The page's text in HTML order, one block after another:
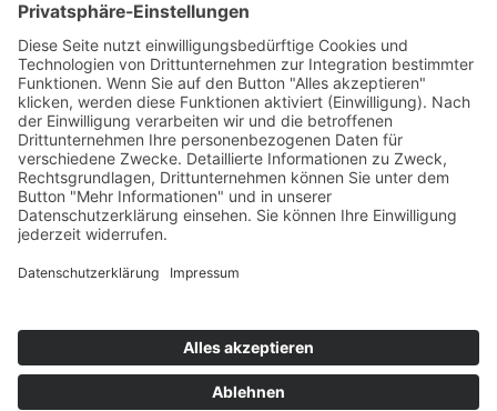
AWO Junge Plattform
Arbeit mit Behinderung
AWO Büro Kindermut
Kulturland Brandenburg
AWO Selbsthilfe
AWO eLearning
Kultur für JEDEN
AWO 1plus9
Dachverband Freie Suchtselbsthilfe
© 1990 - 2026 Arbeiterwohlfahrt Bezirksverband Potsdam e. V.
Mutige Mutmacher*innen gesucht!
Komm zu den mutigen Mutmacher*innen.